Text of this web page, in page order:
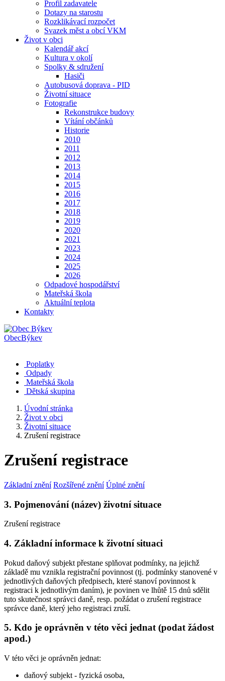
Profil zadavatele
Dotazy na starostu
Rozklikávací rozpočet
Svazek měst a obcí VKM
Život v obci
Kalendář akcí
Kultura v okolí
Spolky & sdružení
Hasiči
Autobusová doprava - PID
Životní situace
Fotografie
Rekonstrukce budovy
Vítání občánků
Historie
2010
2011
2012
2013
2014
2015
2016
2017
2018
2019
2020
2021
2023
2024
2025
2026
Odpadové hospodářství
Mateřská škola
Aktuální teplota
Kontakty
ObecBýkev
Poplatky
Odpady
Mateřská škola
Dětská skupina
Úvodní stránka
Život v obci
Životní situace
Zrušení registrace
Zrušení registrace
Základní znění Rozšířené znění Úplné znění
3. Pojmenování (název) životní situace
Zrušení registrace
4. Základní informace k životní situaci
Pokud daňový subjekt přestane splňovat podmínky, na jejichž
základě mu vznikla registrační povinnost (tj. podmínky stanovené v
jednotlivých daňových předpisech, které stanoví povinnost k
registraci k jednotlivým daním), je povinen ve lhůtě 15 dnů sdělit
tuto skutečnost správci daně, resp. požádat o zrušení registrace
správce daně, který jeho registraci zruší.
5. Kdo je oprávněn v této věci jednat (podat žádost
apod.)
V této věci je oprávněn jednat:
daňový subjekt - fyzická osoba,